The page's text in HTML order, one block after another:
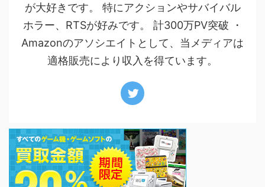
が大好きです。 特にアクションやサバイバル
ホラー、RTSが好みです。 計300万PV突破 ・
Amazonのアソシエイトとして、当メディアは
適格販売により収入を得ています。